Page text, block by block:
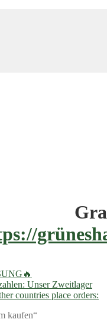
Unser Zweitlager
countries place orders:
kaufen“